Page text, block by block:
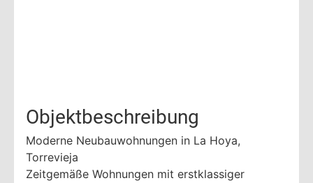
Objektbeschreibung
Moderne Neubauwohnungen in La Hoya,
Torrevieja
Zeitgemäße Wohnungen mit erstklassiger